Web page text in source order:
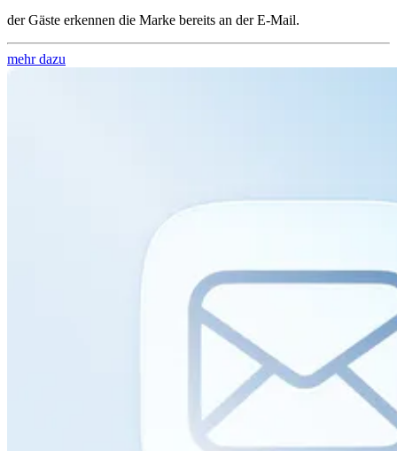
der Gäste erkennen die Marke bereits an der E-Mail.
mehr dazu